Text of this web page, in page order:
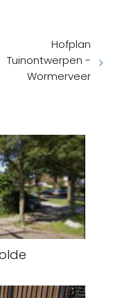
Hofplan
Tuinontwerpen -
Wormerveer